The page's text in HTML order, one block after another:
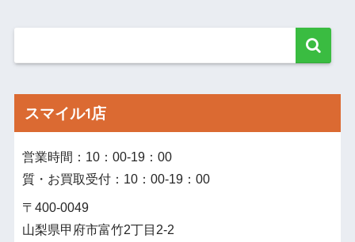
スマイル1店
営業時間：10：00‐19：00
質・お買取受付：10：00‐19：00
〒400-0049
山梨県甲府市富竹2丁目2-2